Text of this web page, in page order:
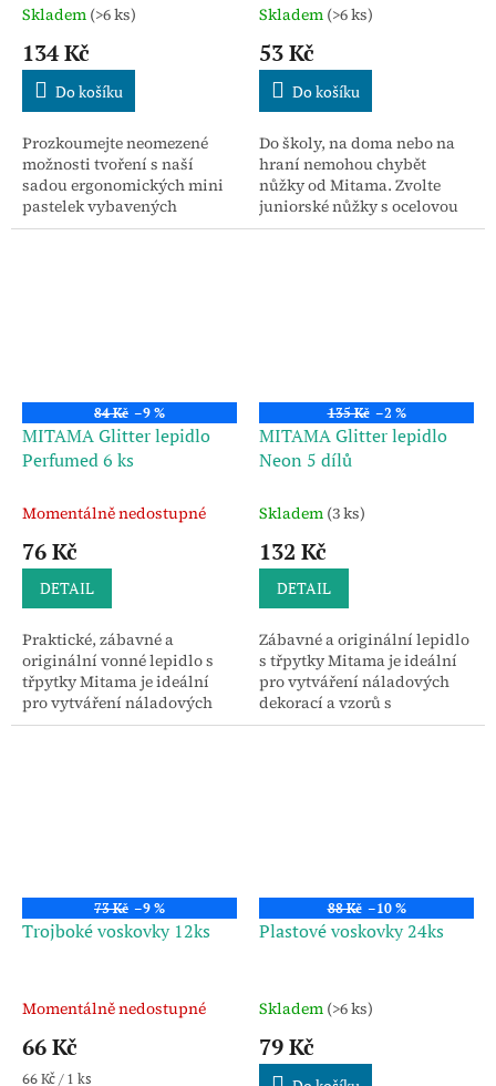
Skladem (>6 ks)
134 Kč
Do košíku
Prozkoumejte neomezené
možnosti tvoření s naší
sadou ergonomických mini
pastelek vybavených
integrovanými gumami.
Skladem (>6 ks)
53 Kč
Do košíku
Do školy, na doma nebo na
hraní nemohou chybět
nůžky od Mitama. Zvolte
juniorské nůžky s ocelovou
čepelí a zaoblenými hroty.
84 Kč –9 %
MITAMA Glitter lepidlo
Perfumed 6 ks
Momentálně nedostupné
76 Kč
DETAIL
Praktické, zábavné a
originální vonné lepidlo s
třpytky Mitama je ideální
pro vytváření náladových
dekorací a vzorů s
135 Kč –2 %
MITAMA Glitter lepidlo
Neon 5 dílů
Skladem (3 ks)
132 Kč
DETAIL
Zábavné a originální lepidlo
s třpytky Mitama je ideální
pro vytváření náladových
dekorací a vzorů s
vyvýšeným efektem, plných
73 Kč –9 %
Trojboké voskovky 12ks
Momentálně nedostupné
66 Kč
Měrná
66 Kč / 1 ks
88 Kč –10 %
Plastové voskovky 24ks
Skladem (>6 ks)
79 Kč